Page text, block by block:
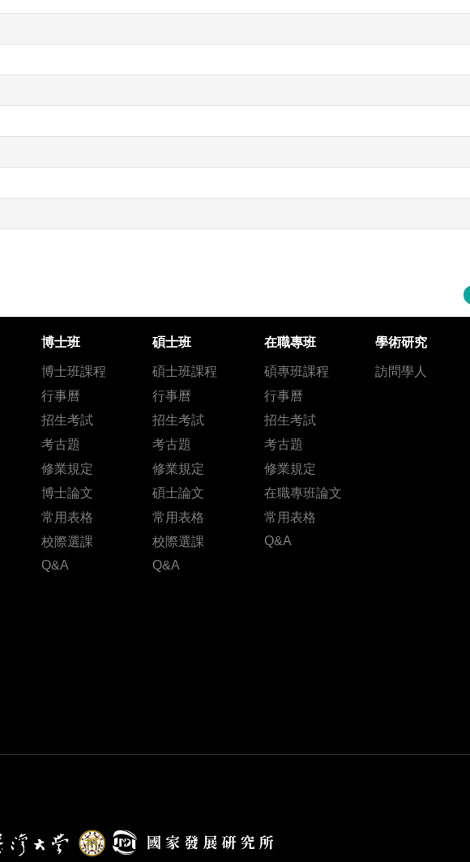
博士班
博士班課程
行事曆
招生考試
考古題
修業規定
博士論文
常用表格
校際選課
Q&A
碩士班
碩士班課程
行事曆
招生考試
考古題
修業規定
碩士論文
常用表格
校際選課
Q&A
在職專班
碩專班課程
行事曆
招生考試
考古題
修業規定
在職專班論文
常用表格
Q&A
學術研究
訪問學人